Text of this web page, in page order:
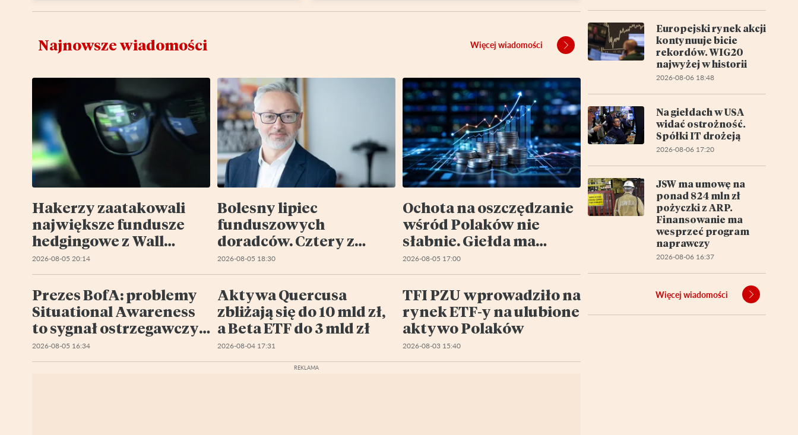
Najnowsze wiadomości Więcej wiadomości
Hakerzy zaatakowali
największe fundusze
hedgingowe z Wall
Street. W Europie wzięli
na cel Liechtenstein
2026-08-05 20:14
Bolesny lipiec
funduszowych
doradców. Cztery z
pięciu portfeli pod
kreską
2026-08-05 18:30
Ochota na oszczędzanie
wśród Polaków nie
słabnie. Giełda ma
szansę na większy
kawałek tego tortu
2026-08-05 17:00
Prezes BofA: problemy
Situational Awareness
to sygnał ostrzegawczy
dla rynku
2026-08-05 16:34
Aktywa Quercusa
zbliżają się do 10 mld zł,
a Beta ETF do 3 mld zł
2026-08-04 17:31
TFI PZU wprowadziło na
rynek ETF-y na ulubione
aktywo Polaków
2026-08-03 15:40
Europejski rynek akcji
kontynuuje bicie
rekordów. WIG20
najwyżej w historii
2026-08-06 18:48
Na giełdach w USA
widać ostrożność.
Spółki IT drożeją
2026-08-06 17:20
JSW ma umowę na
ponad 824 mln zł
pożyczki z ARP.
Finansowanie ma
wesprzeć program
naprawczy
2026-08-06 16:37
Więcej wiadomości